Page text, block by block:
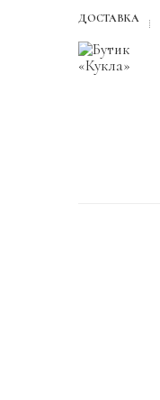
ДОСТАВКА